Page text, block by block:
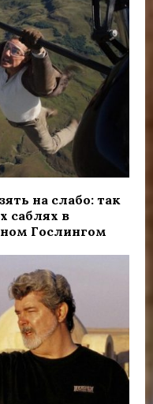
на слабо: так
саблях в
Гослингом